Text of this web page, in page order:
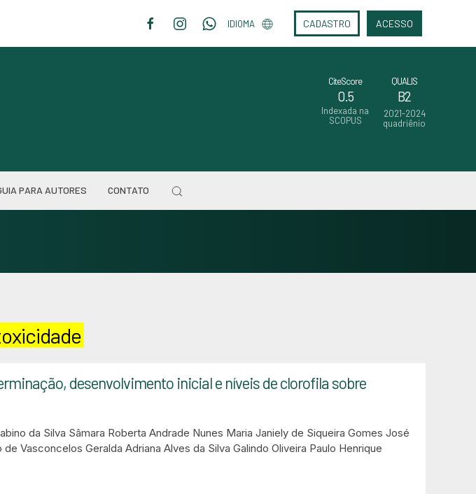
IDIOMA CADASTRO ACESSO
CiteScore
0.5
Indexada na
SCOPUS
QUALIS
B2
2021-2024
quadriênio
PARA AUTORES CONTATO
desenvolvimento inicial e níveis de clorofila sobre
da Silva Sâmara Roberta Andrade Nunes Maria Janiely de Siqueira Gomes José
de Vasconcelos Geralda Adriana Alves da Silva Galindo Oliveira Paulo Henrique